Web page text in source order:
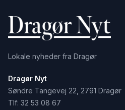
Lokale nyheder fra Dragør
Dragør Nyt
Søndre Tangevej 22, 2791 Dragør
Tlf: 32 53 08 67